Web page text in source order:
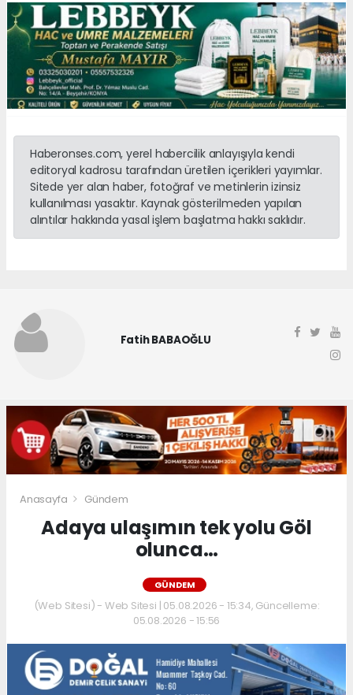
Haberonses.com, yerel habercilik anlayışıyla kendi
editoryal kadrosu tarafından üretilen içerikleri yayımlar.
Sitede yer alan haber, fotoğraf ve metinlerin izinsiz
kullanılması yasaktır. Kaynak gösterilmeden yapılan
alıntılar hakkında yasal işlem başlatma hakkı saklıdır.
Fatih BABAOĞLU
Anasayfa Gündem
Adaya ulaşımın tek yolu Göl
olunca…
GÜNDEM
(Web Sitesi) - Web Sitesi | 05.08.2026 - 15:34, Güncelleme:
05.08.2026 - 15:56